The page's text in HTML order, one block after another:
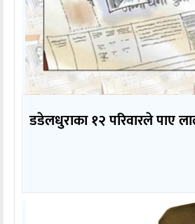
डडेलधुराका १२ परिवारले पाए